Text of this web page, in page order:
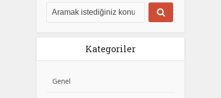
Kategoriler
Genel